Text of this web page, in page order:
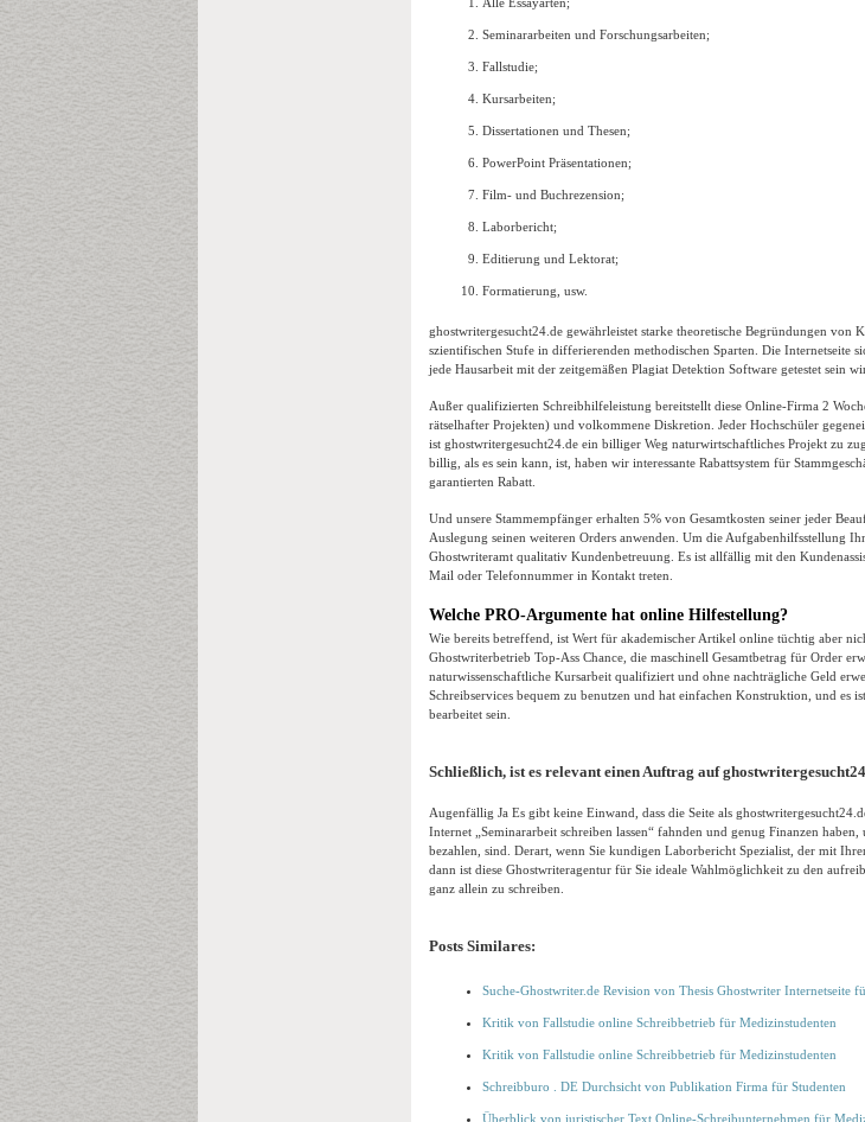
Seminararbeiten und Forschungsarbeiten;
Fallstudie;
Kursarbeiten;
Dissertationen und Thesen;
PowerPoint Präsentationen;
Film- und Buchrezension;
Laborbericht;
Editierung und Lektorat;
Formatierung, usw.
ghostwritergesucht24.de gewährleistet starke theoretische Begründungen von
szientifischen Stufe in differierenden methodischen Sparten. Die Internetseite
jede Hausarbeit mit der zeitgemäßen Plagiat Detektion Software getestet sein
Außer qualifizierten Schreibhilfeleistung bereitstellt diese Online-Firma 2
rätselhafter Projekten) und volkommene Diskretion. Jeder Hochschüler
ist ghostwritergesucht24.de ein billiger Weg naturwirtschaftliches Projekt zu
billig, als es sein kann, ist, haben wir interessante Rabattsystem für
garantierten Rabatt.
Und unsere Stammempfänger erhalten 5% von Gesamtkosten seiner jeder
Auslegung seinen weiteren Orders anwenden. Um die Aufgabenhilfsstellung
Ghostwriteramt qualitativ Kundenbetreuung. Es ist allfällig mit den
Mail oder Telefonnummer in Kontakt treten.
Welche PRO-Argumente hat online Hilfestellung?
Wie bereits betreffend, ist Wert für akademischer Artikel online tüchtig aber
Ghostwriterbetrieb Top-Ass Chance, die maschinell Gesamtbetrag für Order
naturwissenschaftliche Kursarbeit qualifiziert und ohne nachträgliche Geld
Schreibservices bequem zu benutzen und hat einfachen Konstruktion, und es
bearbeitet sein.
Schließlich, ist es relevant einen Auftrag auf
Augenfällig Ja Es gibt keine Einwand, dass die Seite als
Internet „Seminararbeit schreiben lassen“ fahnden und genug Finanzen
bezahlen, sind. Derart, wenn Sie kundigen Laborbericht Spezialist, der mit
dann ist diese Ghostwriteragentur für Sie ideale Wahlmöglichkeit zu den
ganz allein zu schreiben.
Posts Similares:
Suche-Ghostwriter.de Revision von Thesis Ghostwriter Internetseite
Kritik von Fallstudie online Schreibbetrieb für Medizinstudenten
Kritik von Fallstudie online Schreibbetrieb für Medizinstudenten
Schreibburo . DE Durchsicht von Publikation Firma für Studenten
Überblick von juristischer Text Online-Schreibunternehmen für